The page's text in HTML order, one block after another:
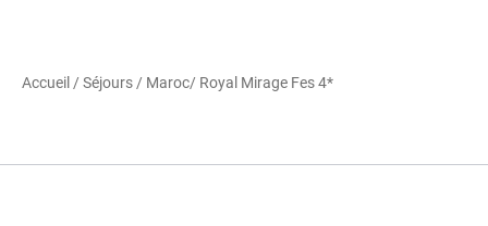
Accueil /Séjours / Maroc/ Royal Mirage Fes 4*